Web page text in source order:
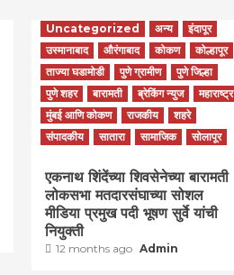
Uncategorized अन्य
इंदापूर
उस्मानाबाद
औरंगाबाद कोकण
कोल्हापूर
ताज्या घडामोडी
पुणे ग्रामीण
पुणे जिल्हा
पुणे शहर
बारामती ब्रेकिंग न्युज
महाराष्ट्र
मुंबई आणि कोकण
राजकीय
शहरे
संपादकीय
सातारा सामाजिक सोलापूर
एकनाथ शिंदेंच्या शिवसेनेच्या बारामती
लोकसभा मतदारसंघाच्या सोशल
मीडिया प्रमुख पदी भूषण सुर्वे यांची
नियुक्ती
12 months ago Admin